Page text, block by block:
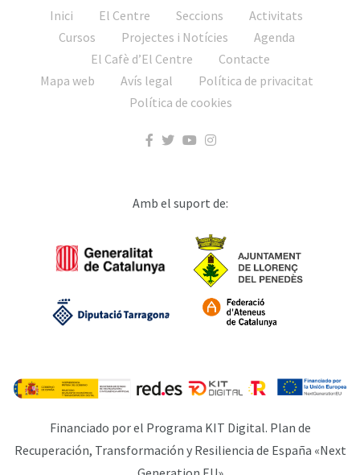
Inici El Centre Seccions
Activitats
Cursos
Projectes i Notícies
Agenda
El Cafè d’El Centre
Contacte
Mapa web
Avís legal
Política de privacitat
Política de cookies
Amb el suport de:
Financiado por el Programa KIT Digital. Plan de
Recuperación, Transformación y Resiliencia de España «Next